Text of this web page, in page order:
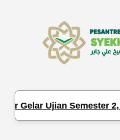
Ujian Semester 2,